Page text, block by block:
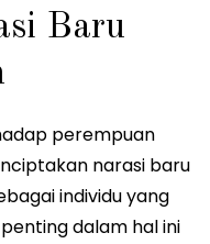
Baru
perempuan
narasi baru
individu yang
dalam hal ini